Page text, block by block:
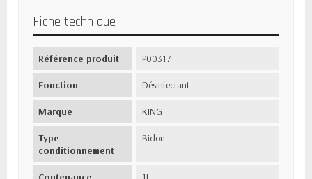
Fiche technique
Référence produit P00317
Fonction Désinfectant
Marque KING
Type
conditionnement
Bidon